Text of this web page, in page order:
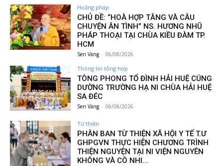
Hoằng pháp
CHỦ ĐỀ: “HOÀ HỢP TĂNG VÀ CÂU
CHUYỆN ÂN TÌNH” NS. HƯƠNG NHŨ
PHÁP THOẠI TẠI CHÙA KIỀU ĐÀM TP.
HCM
Sen Vàng - 06/08/2026
Thông tin tổng hợp
TÔNG PHONG TỔ ĐÌNH HẢI HUỆ CÚNG
DƯỜNG TRƯỜNG HẠ NI CHÙA HẢI HUỆ
SA ĐÉC
Sen Vàng - 06/08/2026
Từ thiện
PHÂN BAN TỪ THIỆN XÃ HỘI Y TẾ T.Ư
GHPGVN THỰC HIỆN CHƯƠNG TRÌNH
THIỆN NGUYỆN TẠI NI VIỆN NGUYÊN
KHÔNG VÀ CÔ NHI...